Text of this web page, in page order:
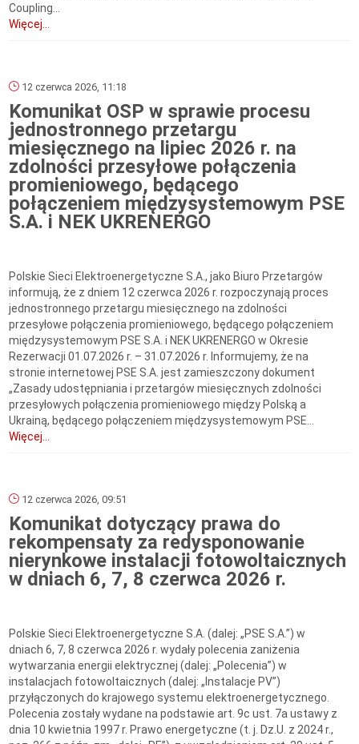
Coupling...
Więcej...
12 czerwca 2026, 11:18
Komunikat OSP w sprawie procesu
jednostronnego przetargu
miesięcznego na lipiec 2026 r. na
zdolności przesyłowe połączenia
promieniowego, będącego
połączeniem międzysystemowym PSE
S.A. i NEK UKRENERGO
Polskie Sieci Elektroenergetyczne S.A., jako Biuro Przetargów
informują, że z dniem 12 czerwca 2026 r. rozpoczynają proces
jednostronnego przetargu miesięcznego na zdolności
przesyłowe połączenia promieniowego, będącego połączeniem
międzysystemowym PSE S.A. i NEK UKRENERGO w Okresie
Rezerwacji 01.07.2026 r. – 31.07.2026 r. Informujemy, że na
stronie internetowej PSE S.A. jest zamieszczony dokument
„Zasady udostępniania i przetargów miesięcznych zdolności
przesyłowych połączenia promieniowego między Polską a
Ukrainą, będącego połączeniem międzysystemowym PSE...
Więcej...
12 czerwca 2026, 09:51
Komunikat dotyczący prawa do
rekompensaty za redysponowanie
nierynkowe instalacji fotowoltaicznych
w dniach 6, 7, 8 czerwca 2026 r.
Polskie Sieci Elektroenergetyczne S.A. (dalej: „PSE S.A.”) w
dniach 6, 7, 8 czerwca 2026 r. wydały polecenia zaniżenia
wytwarzania energii elektrycznej (dalej: „Polecenia”) w
instalacjach fotowoltaicznych (dalej: „Instalacje PV”)
przyłączonych do krajowego systemu elektroenergetycznego.
Polecenia zostały wydane na podstawie art. 9c ust. 7a ustawy z
dnia 10 kwietnia 1997 r. Prawo energetyczne (t. j. Dz.U. z 2024 r.,